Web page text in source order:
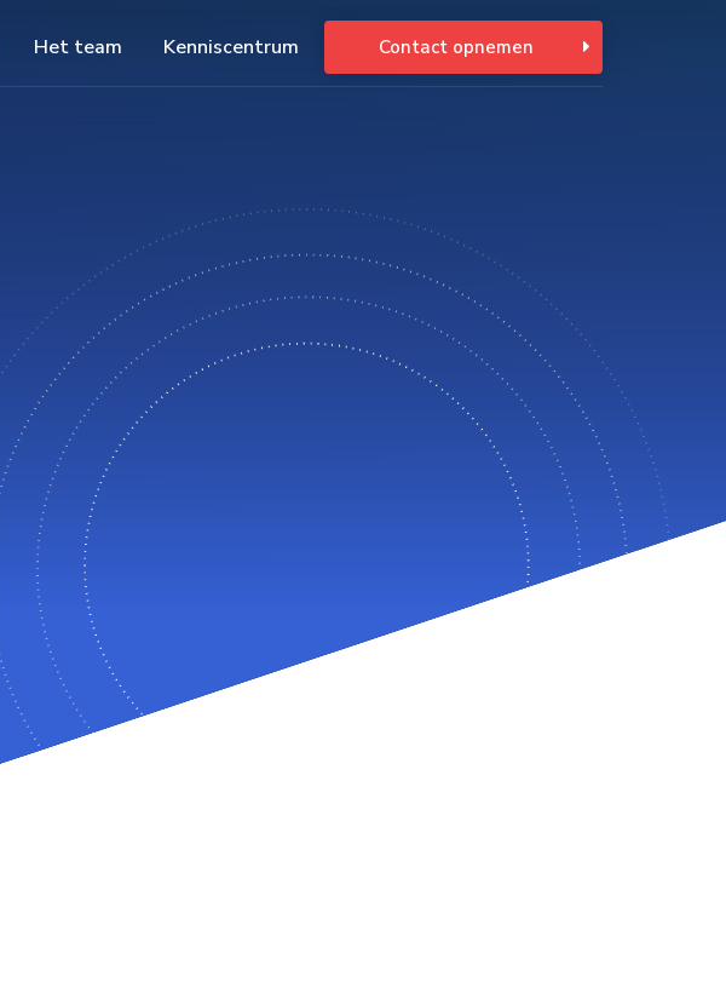
Het team Kenniscentrum Contact opnemen